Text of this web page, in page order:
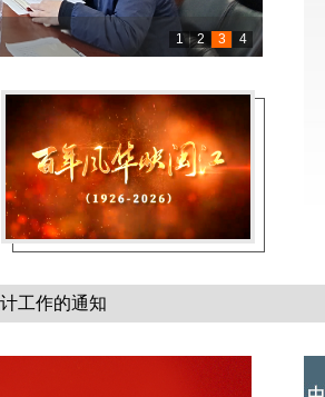
1 2 3 4
果的公告
络音频宣传项目比选采购公告
工作的通知